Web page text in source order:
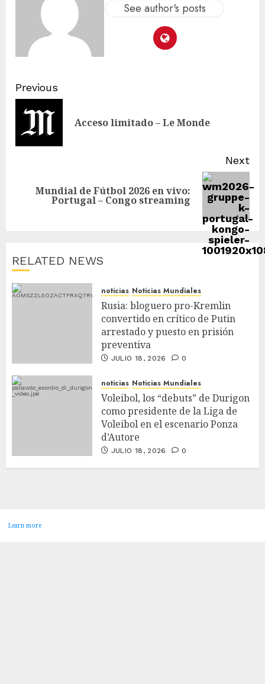
See author's posts
Previous
Acceso limitado – Le Monde
Next
Mundial de Fútbol 2026 en vivo:
Portugal – Congo streaming
RELATED NEWS
noticias Noticias Mundiales
Rusia: bloguero pro-Kremlin
convertido en crítico de Putin
arrestado y puesto en prisión
preventiva
JULIO 18, 2026 0
noticias Noticias Mundiales
Voleibol, los “debuts” de Durigon
como presidente de la Liga de
Voleibol en el escenario Ponza
d’Autore
JULIO 18, 2026 0
Learn more